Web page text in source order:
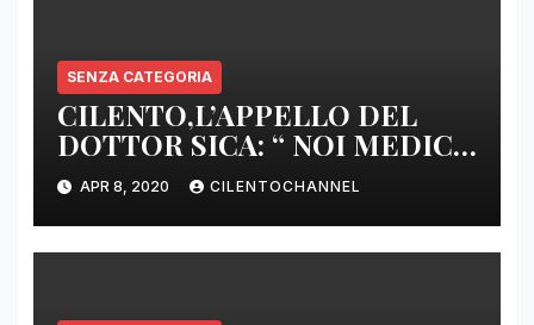
SENZA CATEGORIA
CILENTO,L’APPELLO DEL
DOTTOR SICA: “ NOI MEDICI
DI BASE SIAMO SENZA ARMI
E SENZA PRESIDI”
APR 8, 2020 CILENTOCHANNEL